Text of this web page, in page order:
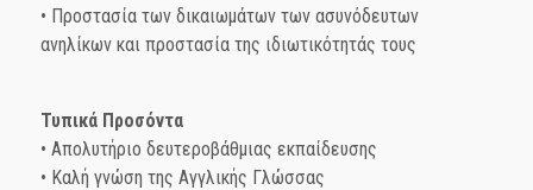
• Προστασία των δικαιωμάτων των ασυνόδευτων
ανηλίκων και προστασία της ιδιωτικότητάς τους
Τυπικά Προσόντα
• Απολυτήριο δευτεροβάθμιας εκπαίδευσης
• Καλή γνώση της Αγγλικής Γλώσσας